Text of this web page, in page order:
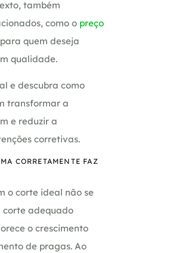
também
como o preço
quem deseja
qualidade.
e descubra como
transformar a
e reduzir a
corretivas.
CORRETAMENTE FAZ
o corte ideal não se
corte adequado
o crescimento
de pragas. Ao